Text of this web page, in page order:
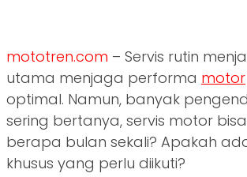
mototren.com – Servis rutin
utama menjaga performa motor
optimal. Namun, banyak
sering bertanya, servis motor
berapa bulan sekali? Apakah
khusus yang perlu diikuti?